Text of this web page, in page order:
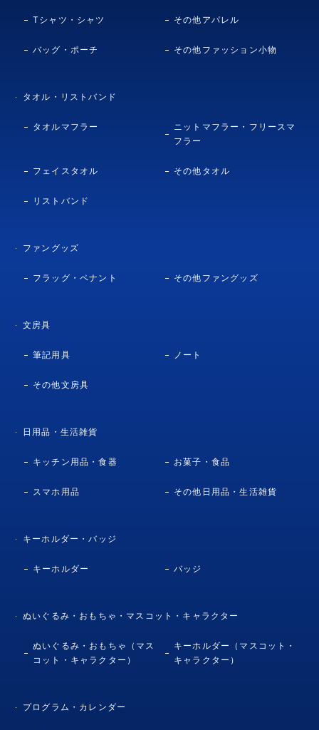
Tシャツ・シャツ その他アパレル
バッグ・ポーチ その他ファッション小物
タオル・リストバンド
タオルマフラー
ニットマフラー・フリースマ
フラー
フェイスタオル その他タオル
リストバンド
ファングッズ
フラッグ・ペナント その他ファングッズ
文房具
筆記用具 ノート
その他文房具
日用品・生活雑貨
キッチン用品・食器 お菓子・食品
スマホ用品 その他日用品・生活雑貨
キーホルダー・バッジ
キーホルダー バッジ
ぬいぐるみ・おもちゃ・マスコット・キャラクター
ぬいぐるみ・おもちゃ（マス
コット・キャラクター）
キーホルダー（マスコット・
キャラクター）
プログラム・カレンダー